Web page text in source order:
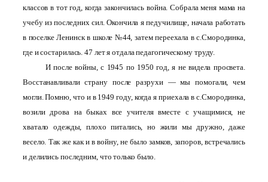
классов в тот год, когда закончилась война. Собрала меня мама на
учебу из последних сил. Окончила я педучилище, начала работать
в поселке Ленинск в школе №44, затем переехала в с.Смородинка,
где и состарилась. 47 лет я отдала педагогическому труду.
И после войны, с 1945 по 1950 год, я не видела просвета.
Восстанавливали страну после разрухи — мы помогали, чем
могли. Помню, что и в 1949 году, когда я приехала в с.Смородинка,
возили дрова на быках все учителя вместе с учащимися, не
хватало одежды, плохо питались, но жили мы дружно, даже
весело. Так же как и в войну, не было замков, запоров, встречались
и делились последним, что только было.